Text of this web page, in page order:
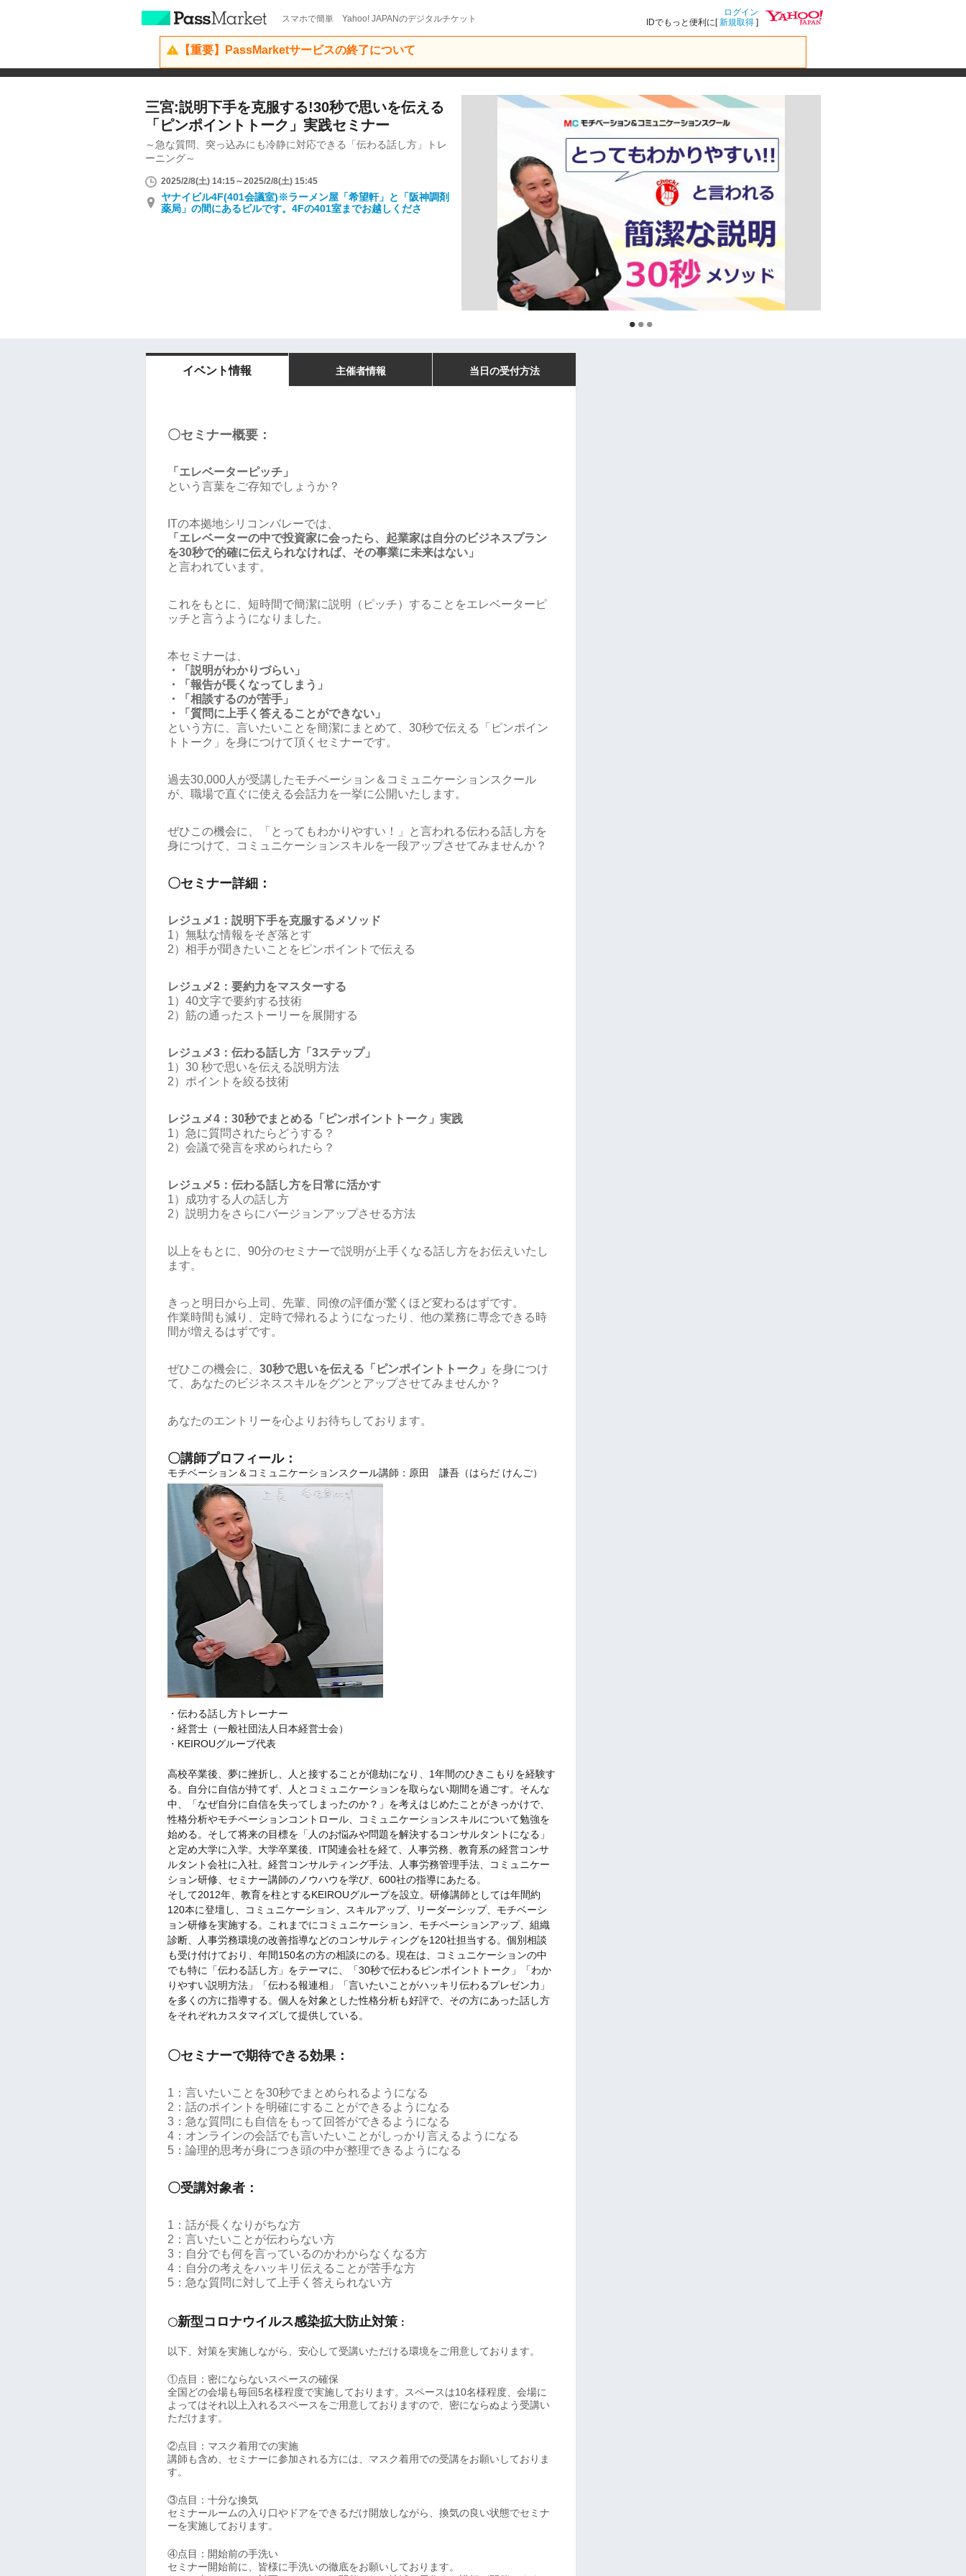
スマホで簡単 Yahoo! JAPANのデジタルチケット
ログイン
IDでもっと便利に[新規取得 ]
【重要】PassMarketサービスの終了について
三宮:説明下手を克服する!30秒で思いを伝える
「ピンポイントトーク」実践セミナー
～急な質問、突っ込みにも冷静に対応できる「伝わる話し方」トレ
ーニング～
2025/2/8(土) 14:15～2025/2/8(土) 15:45
ヤナイビル4F(401会議室)※ラーメン屋「希望軒」と「阪神調剤
薬局」の間にあるビルです。4Fの401室までお越しくださ
イベント情報 主催者情報 当日の受付方法
〇セミナー概要：
「エレベーターピッチ」
という言葉をご存知でしょうか？
ITの本拠地シリコンバレーでは、
「エレベーターの中で投資家に会ったら、起業家は自分のビジネスプラン
を30秒で的確に伝えられなければ、その事業に未来はない」
と言われています。
これをもとに、短時間で簡潔に説明（ピッチ）することをエレベーターピ
ッチと言うようになりました。
本セミナーは、
・「説明がわかりづらい」
・「報告が長くなってしまう」
・「相談するのが苦手」
・「質問に上手く答えることができない」
という方に、言いたいことを簡潔にまとめて、30秒で伝える「ピンポイン
トトーク」を身につけて頂くセミナーです。
過去30,000人が受講したモチベーション＆コミュニケーションスクール
が、職場で直ぐに使える会話力を一挙に公開いたします。
ぜひこの機会に、「とってもわかりやすい！」と言われる伝わる話し方を
身につけて、コミュニケーションスキルを一段アップさせてみませんか？
〇セミナー詳細：
レジュメ1：説明下手を克服するメソッド
1）無駄な情報をそぎ落とす
2）相手が聞きたいことをピンポイントで伝える
レジュメ2：要約力をマスターする
1）40文字で要約する技術
2）筋の通ったストーリーを展開する
レジュメ3：伝わる話し方「3ステップ」
1）30 秒で思いを伝える説明方法
2）ポイントを絞る技術
レジュメ4：30秒でまとめる「ピンポイントトーク」実践
1）急に質問されたらどうする？
2）会議で発言を求められたら？
レジュメ5：伝わる話し方を日常に活かす
1）成功する人の話し方
2）説明力をさらにバージョンアップさせる方法
以上をもとに、90分のセミナーで説明が上手くなる話し方をお伝えいたし
ます。
きっと明日から上司、先輩、同僚の評価が驚くほど変わるはずです。
作業時間も減り、定時で帰れるようになったり、他の業務に専念できる時
間が増えるはずです。
ぜひこの機会に、 30秒で思いを伝える「ピンポイントトーク」
を身につけ
て、あなたのビジネススキルをグンとアップさせてみませんか？
あなたのエントリーを心よりお待ちしております。
〇講師プロフィール：
モチベーション＆コミュニケーションスクール講師：原田 謙吾（はらだ けんご）
・伝わる話し方トレーナー
・経営士（一般社団法人日本経営士会）
・KEIROUグループ代表
高校卒業後、夢に挫折し、人と接することが億劫になり、1年間のひきこもりを経験す
る。自分に自信が持てず、人とコミュニケーションを取らない期間を過ごす。そんな
中、「なぜ自分に自信を失ってしまったのか？」を考えはじめたことがきっかけで、
性格分析やモチベーションコントロール、コミュニケーションスキルについて勉強を
始める。そして将来の目標を「人のお悩みや問題を解決するコンサルタントになる」
と定め大学に入学。大学卒業後、IT関連会社を経て、人事労務、教育系の経営コンサ
ルタント会社に入社。経営コンサルティング手法、人事労務管理手法、コミュニケー
ション研修、セミナー講師のノウハウを学び、600社の指導にあたる。
そして2012年、教育を柱とするKEIROUグループを設立。研修講師としては年間約
120本に登壇し、コミュニケーション、スキルアップ、リーダーシップ、モチベーシ
ョン研修を実施する。これまでにコミュニケーション、モチベーションアップ、組織
診断、人事労務環境の改善指導などのコンサルティングを120社担当する。個別相談
も受け付けており、年間150名の方の相談にのる。現在は、コミュニケーションの中
でも特に「伝わる話し方」をテーマに、「30秒で伝わるピンポイントトーク」「わか
りやすい説明方法」「伝わる報連相」「言いたいことがハッキリ伝わるプレゼン力」
を多くの方に指導する。個人を対象とした性格分析も好評で、その方にあった話し方
をそれぞれカスタマイズして提供している。
〇セミナーで期待できる効果：
1：言いたいことを30秒でまとめられるようになる
2：話のポイントを明確にすることができるようになる
3：急な質問にも自信をもって回答ができるようになる
4：オンラインの会話でも言いたいことがしっかり言えるようになる
5：論理的思考が身につき頭の中が整理できるようになる
〇受講対象者：
1：話が長くなりがちな方
2：言いたいことが伝わらない方
3：自分でも何を言っているのかわからなくなる方
4：自分の考えをハッキリ伝えることが苦手な方
5：急な質問に対して上手く答えられない方
〇新型コロナウイルス感染拡大防止対策 ：
以下、対策を実施しながら、安心して受講いただける環境をご用意しております。
①点目：密にならないスペースの確保
全国どの会場も毎回5名様程度で実施しております。スペースは10名様程度、会場に
よってはそれ以上入れるスペースをご用意しておりますので、密にならぬよう受講い
ただけます。
②点目：マスク着用での実施
講師も含め、セミナーに参加される方には、マスク着用での受講をお願いしておりま
す。
③点目：十分な換気
セミナールームの入り口やドアをできるだけ開放しながら、換気の良い状態でセミナ
ーを実施しております。
④点目：開始前の手洗い
セミナー開始前に、皆様に手洗いの徹底をお願いしております。